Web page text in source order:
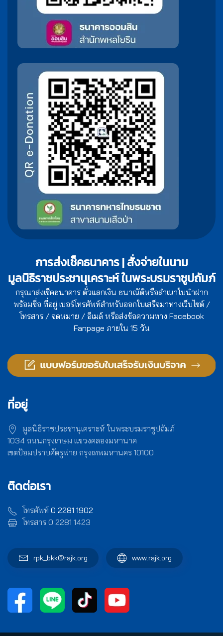
การส่งเช็คธนาคาร | สั่งจ่ายในนาม
มูลนิธิราชประชานุเคราะห์ ในพระบรมราชูปถัมภ์
กรุณาส่งเช็คธนาคาร ตั๋วแลกเงิน ธนาณัติหรือสำเนาใบนำฝาก
พร้อมชื่อ ที่อยู่ เบอร์โทรศัพท์สำหรับออกใบเสร็จมาทางเว็บไซต์ /
โทรสาร / จดหมาย / อีเมล์ หรือส่งข้อความทาง Facebook
Fanpage ภายใน 15 วัน
ที่อยู่
มูลนิธิราชประชานุเคราะห์ ในพระบรมราชูปถัมภ์
1034 ถนนกรุงเกษม แขวงคลองมหานาค
เขตป้อมปราบศัตรูพ่าย กรุงเทพมหานคร 10100
ติดต่อเรา
โทรศัพท์ 0 2281 1902
โทรสาร 0 2281 1423
rpk_bkk@rajk.org www.rajk.org